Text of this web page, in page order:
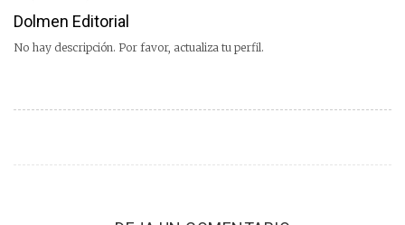
Dolmen Editorial
No hay descripción. Por favor, actualiza tu perfil.